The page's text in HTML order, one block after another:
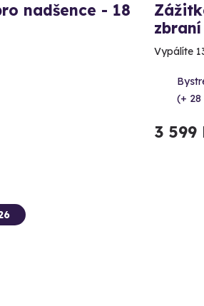
nadšence - 18
zbraní
Vypálíte
(+
3 599